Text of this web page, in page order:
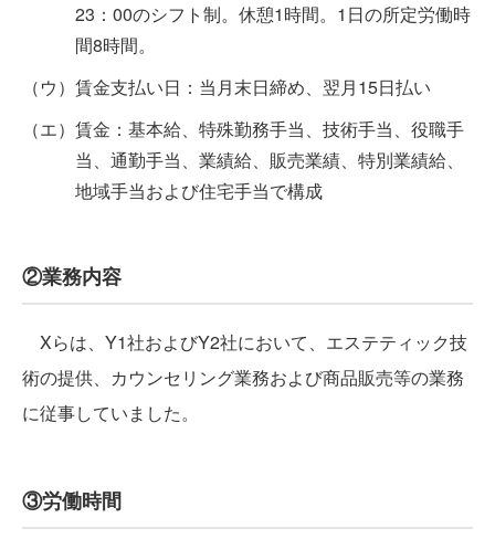
23：00のシフト制。休憩1時間。1日の所定労働時
間8時間。
賃金支払い日：当月末日締め、翌月15日払い
賃金：基本給、特殊勤務手当、技術手当、役職手
当、通勤手当、業績給、販売業績、特別業績給、
地域手当および住宅手当で構成
②業務内容
Xらは、Y1社およびY2社において、エステティック技
術の提供、カウンセリング業務および商品販売等の業務
に従事していました。
③労働時間